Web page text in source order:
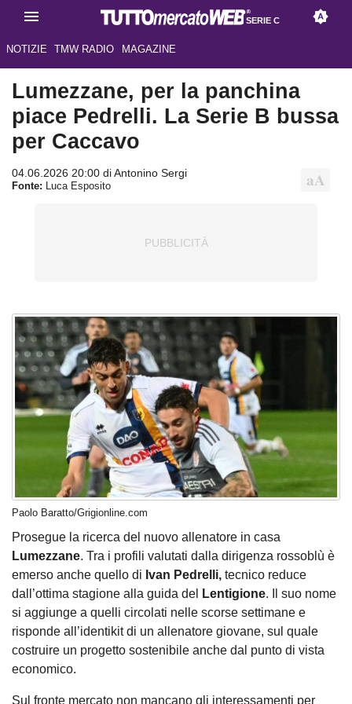
SERIE C
NOTIZIE TMW RADIO MAGAZINE
Lumezzane, per la panchina
piace Pedrelli. La Serie B bussa
per Caccavo
04.06.2026 20:00 di Antonino Sergi
Fonte: Luca Esposito
Paolo Baratto/Grigionline.com
Prosegue la ricerca del nuovo allenatore in casa
Lumezzane. Tra i profili valutati dalla dirigenza rossoblù è
emerso anche quello di Ivan Pedrelli, tecnico reduce
dall’ottima stagione alla guida del
Lentigione. Il suo nome
si aggiunge a quelli circolati nelle scorse settimane e
risponde all’identikit di un allenatore giovane, sul quale
costruire un progetto sostenibile anche dal punto di vista
economico.
Sul fronte mercato non mancano gli interessamenti per